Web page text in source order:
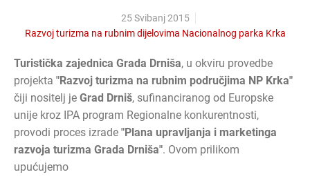
25 Svibanj 2015
Razvoj turizma na rubnim dijelovima Nacionalnog parka Krka
Turistička zajednica Grada Drniša, u okviru provedbe
projekta "Razvoj turizma na rubnim područjima NP Krka"
čiji nositelj je Grad Drniš, sufinanciranog od Europske
unije kroz IPA program Regionalne konkurentnosti,
provodi proces izrade "Plana upravljanja i marketinga
razvoja turizma Grada Drniša". Ovom prilikom
upućujemo